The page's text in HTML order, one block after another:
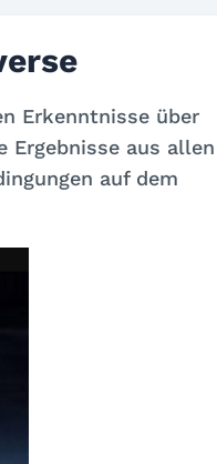
Erkenntnisse über
Ergebnisse aus allen
auf dem